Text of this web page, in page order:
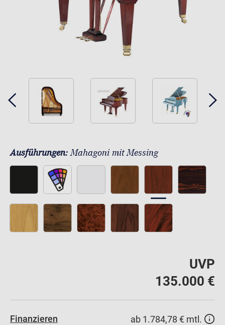
Ausführungen:Mahagoni mit Messing
UVP
135.000 €
Finanzieren ab 1.784,78 € mtl.